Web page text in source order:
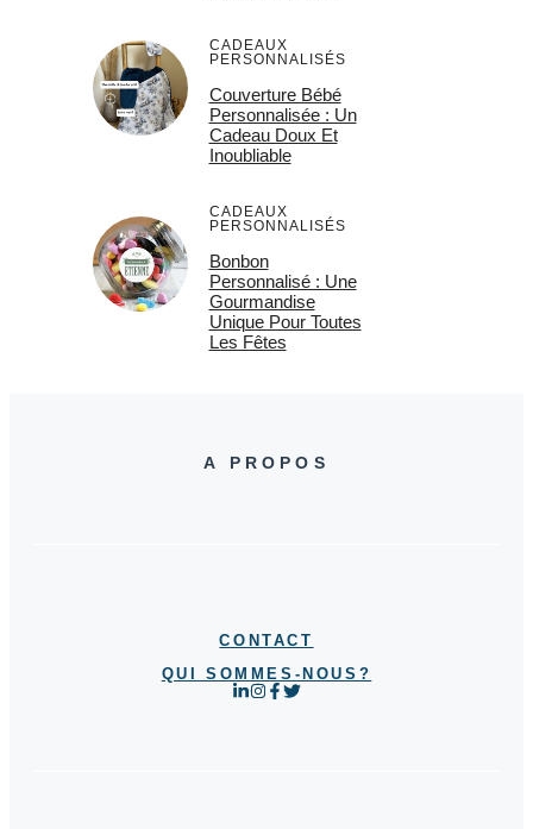
CADEAUX
PERSONNALISÉS
Couverture Bébé
Personnalisée : Un
Cadeau Doux Et
Inoubliable
CADEAUX
PERSONNALISÉS
Bonbon
Personnalisé : Une
Gourmandise
Unique Pour Toutes
Les Fêtes
A PROPOS
CONTACT
QUI SOMMES-NOUS?